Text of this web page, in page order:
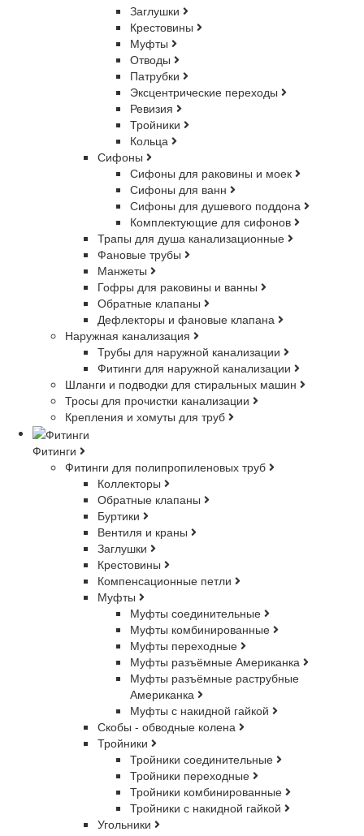
Заглушки
Крестовины
Муфты
Отводы
Патрубки
Эксцентрические переходы
Ревизия
Тройники
Кольца
Сифоны
Сифоны для раковины и моек
Сифоны для ванн
Сифоны для душевого поддона
Комплектующие для сифонов
Трапы для душа канализационные
Фановые трубы
Манжеты
Гофры для раковины и ванны
Обратные клапаны
Дефлекторы и фановые клапана
Наружная канализация
Трубы для наружной канализации
Фитинги для наружной канализации
Шланги и подводки для стиральных машин
Тросы для прочистки канализации
Крепления и хомуты для труб
Фитинги
Фитинги для полипропиленовых труб
Коллекторы
Обратные клапаны
Буртики
Вентиля и краны
Заглушки
Крестовины
Компенсационные петли
Муфты
Муфты соединительные
Муфты комбинированные
Муфты переходные
Муфты разъёмные Американка
Муфты разъёмные раструбные
Американка
Муфты с накидной гайкой
Скобы - обводные колена
Тройники
Тройники соединительные
Тройники переходные
Тройники комбинированные
Тройники с накидной гайкой
Угольники